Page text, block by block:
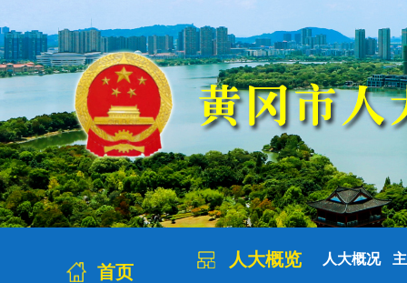
首页
人大概览 人大概况